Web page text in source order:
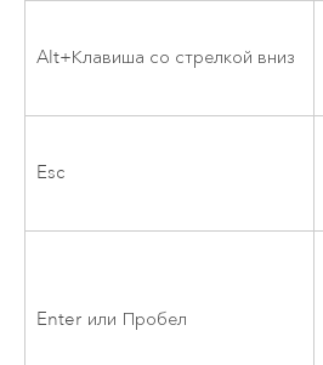
Alt+Клавиша со стрелкой вниз
Esc
Enter или Пробел